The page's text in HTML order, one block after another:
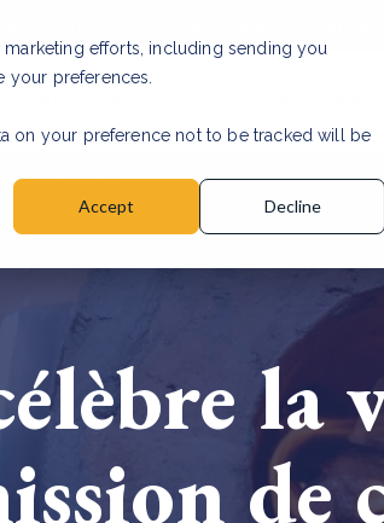
marketing efforts, including sending you
your preferences.
on your preference not to be tracked will be
Accept Decline
Read Article
de